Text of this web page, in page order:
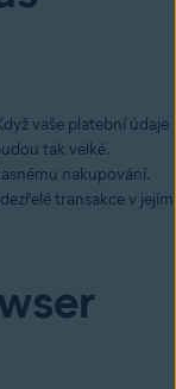
vaše platební údaje
tak velké.
nakupování.
transakce v jejím